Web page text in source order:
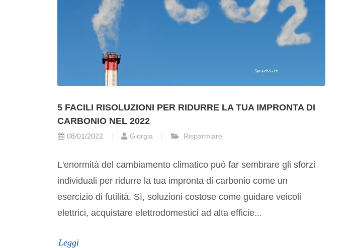
5 FACILI RISOLUZIONI PER RIDURRE LA TUA IMPRONTA DI
CARBONIO NEL 2022
08/01/2022 Giorgia Risparmiare
L'enormità del cambiamento climatico può far sembrare gli sforzi
individuali per ridurre la tua impronta di carbonio come un
esercizio di futilità. Sì, soluzioni costose come guidare veicoli
elettrici, acquistare elettrodomestici ad alta efficie...
Leggi